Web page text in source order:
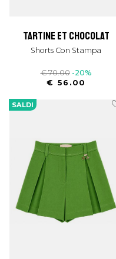
tartine et chocolat
Shorts Con Stampa
€ 70.00 -20%
€ 56.00
SALDI